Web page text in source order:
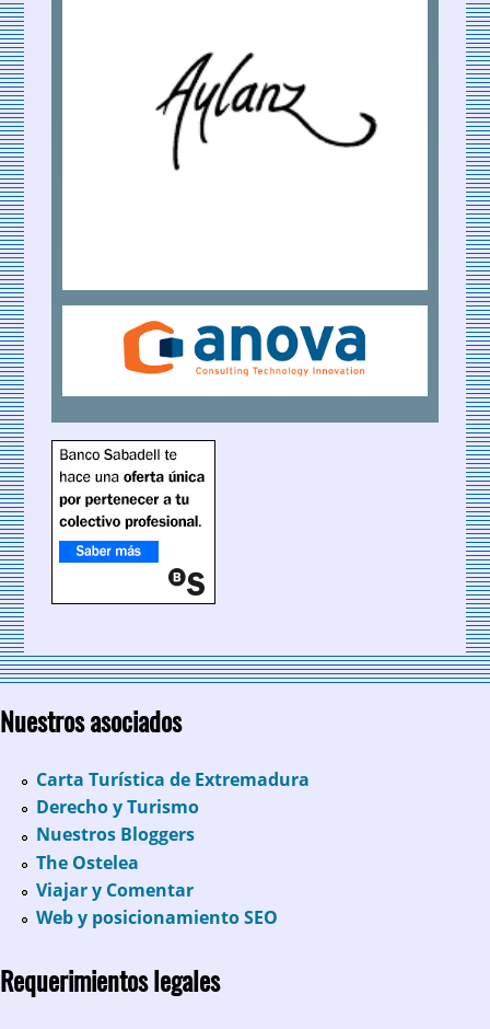
Nuestros asociados
Carta Turística de Extremadura
Derecho y Turismo
Nuestros Bloggers
The Ostelea
Viajar y Comentar
Web y posicionamiento SEO
Requerimientos legales